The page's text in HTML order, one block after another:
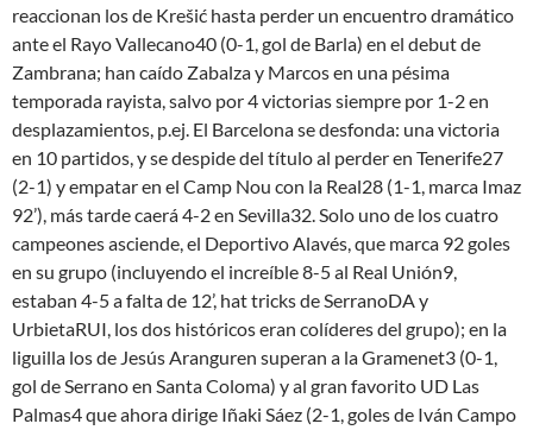
reaccionan los de Krešić hasta perder un encuentro dramático
ante el Rayo Vallecano40 (0-1, gol de Barla) en el debut de
Zambrana; han caído Zabalza y Marcos en una pésima
temporada rayista, salvo por 4 victorias siempre por 1-2 en
desplazamientos, p.ej. El Barcelona se desfonda: una victoria
en 10 partidos, y se despide del título al perder en Tenerife27
(2-1) y empatar en el Camp Nou con la Real28 (1-1, marca Imaz
92’), más tarde caerá 4-2 en Sevilla32. Solo uno de los cuatro
campeones asciende, el Deportivo Alavés, que marca 92 goles
en su grupo (incluyendo el increíble 8-5 al Real Unión9,
estaban 4-5 a falta de 12’, hat tricks de SerranoDA y
UrbietaRUI, los dos históricos eran colíderes del grupo); en la
liguilla los de Jesús Aranguren superan a la Gramenet3 (0-1,
gol de Serrano en Santa Coloma) y al gran favorito UD Las
Palmas4 que ahora dirige Iñaki Sáez (2-1, goles de Iván Campo